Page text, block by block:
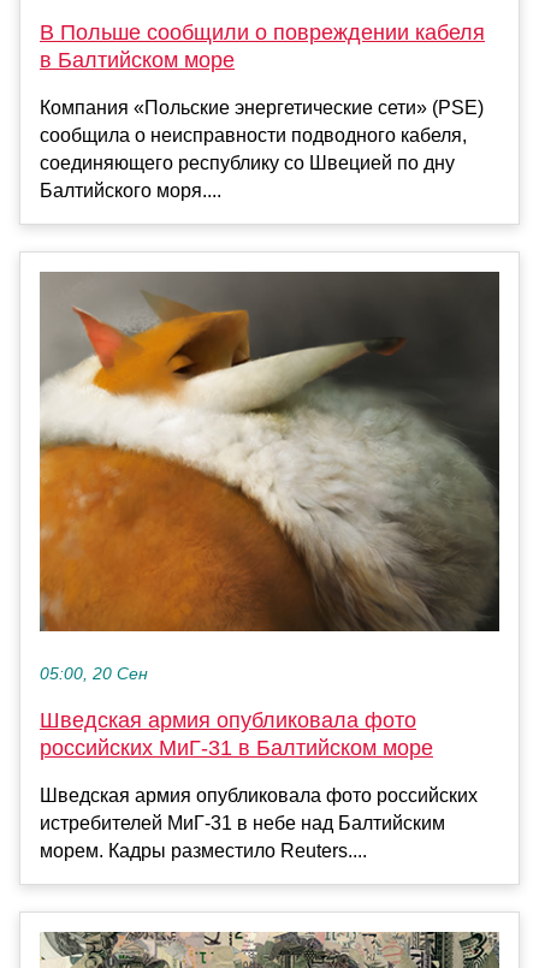
В Польше сообщили о повреждении кабеля
в Балтийском море
Компания «Польские энергетические сети» (PSE)
сообщила о неисправности подводного кабеля,
соединяющего республику со Швецией по дну
Балтийского моря....
05:00, 20 Сен
Шведская армия опубликовала фото
российских МиГ-31 в Балтийском море
Шведская армия опубликовала фото российских
истребителей МиГ-31 в небе над Балтийским
морем. Кадры разместило Reuters....